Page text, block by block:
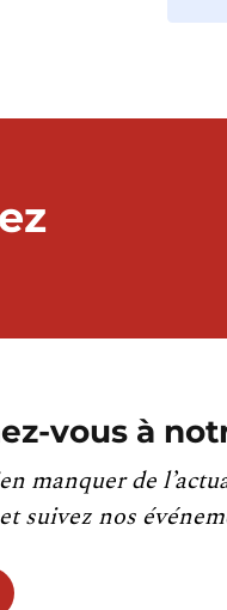
vous à
manquer de
suivez nos